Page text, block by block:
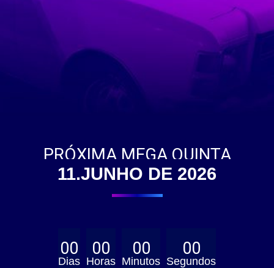
PRÓXIMA MEGA QUINTA
11.JUNHO DE 2026
00
Dias
00
Horas
00
Minutos
00
Segundos